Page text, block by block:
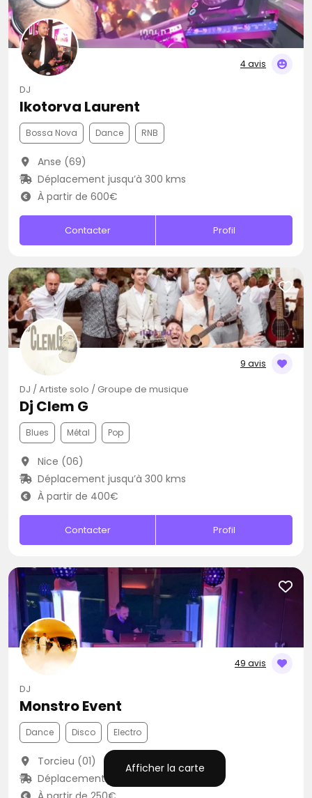
Afficher la carte
4 avis
DJ
Ikotorva Laurent
Bossa Nova Dance RNB
Anse (69)
Déplacement jusqu’à 300 kms
À partir de 600€
Contacter Profil
9 avis
DJ / Artiste solo / Groupe de musique
Dj Clem G
Blues Métal Pop
Nice (06)
Déplacement jusqu’à 300 kms
À partir de 400€
Contacter Profil
49 avis
DJ
Monstro Event
Dance Disco Electro
Torcieu (01)
Déplacement jusqu’à 300 kms